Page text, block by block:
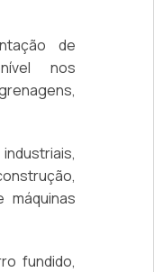
de
nos
máquinas
fundido,